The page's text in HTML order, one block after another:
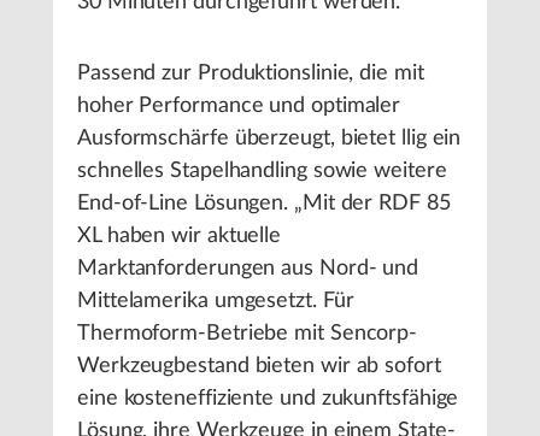
Passend zur Produktionslinie, die mit
hoher Performance und optimaler
Ausformschärfe überzeugt, bietet llig ein
schnelles Stapelhandling sowie weitere
End-of-Line Lösungen. „Mit der RDF 85
XL haben wir aktuelle
Marktanforderungen aus Nord- und
Mittelamerika umgesetzt. Für
Thermoform-Betriebe mit Sencorp-
Werkzeugbestand bieten wir ab sofort
eine kosteneffiziente und zukunftsfähige
Lösung, ihre Werkzeuge in einem State-